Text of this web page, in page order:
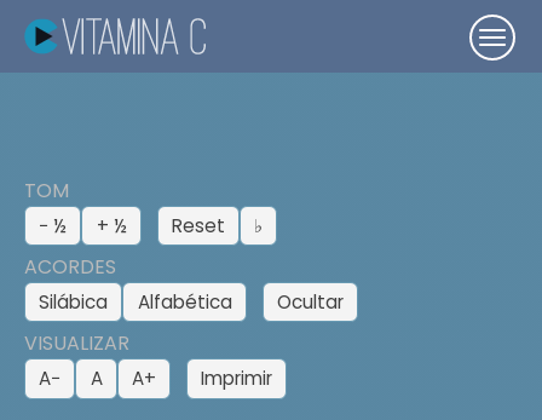
TOM
− ½ + ½ Reset ♭
ACORDES
Silábica Alfabética Ocultar
VISUALIZAR
A− A A+ Imprimir